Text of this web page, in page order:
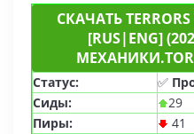
СКАЧАТЬ TERRORS
[RUS|ENG]
Статус: ✅
Сиды:
29
Пиры:
41